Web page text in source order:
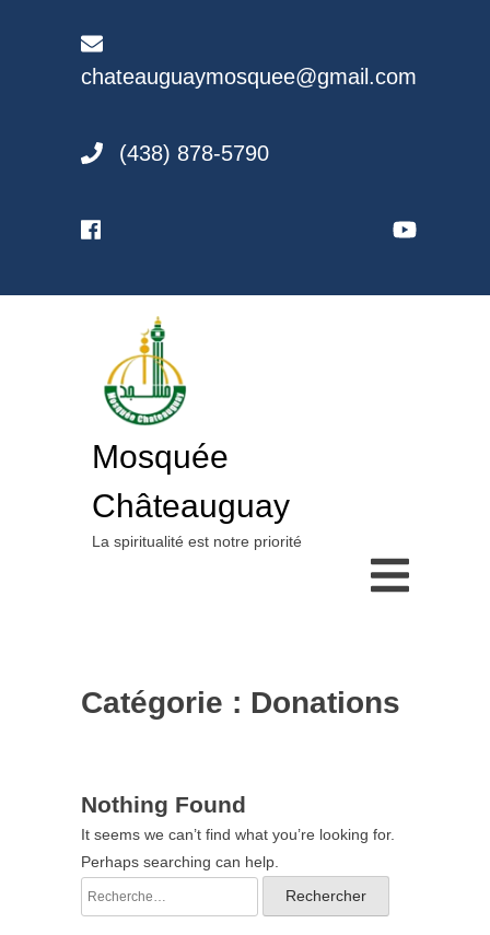
chateauguaymosquee@gmail.com
(438) 878-5790
Mosquée
Châteauguay
La spiritualité est notre priorité
Catégorie : Donations
Nothing Found
It seems we can’t find what you’re looking for.
Perhaps searching can help.
Rechercher :